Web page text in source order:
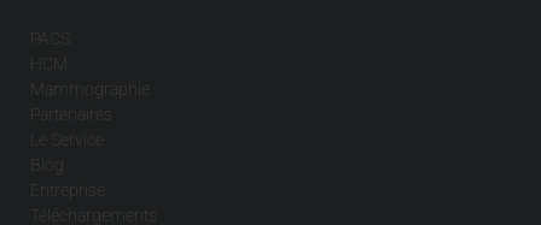
PACS
HCM
Mammographie
Partenaires
Le Service
Blog
Entreprise
Téléchargements